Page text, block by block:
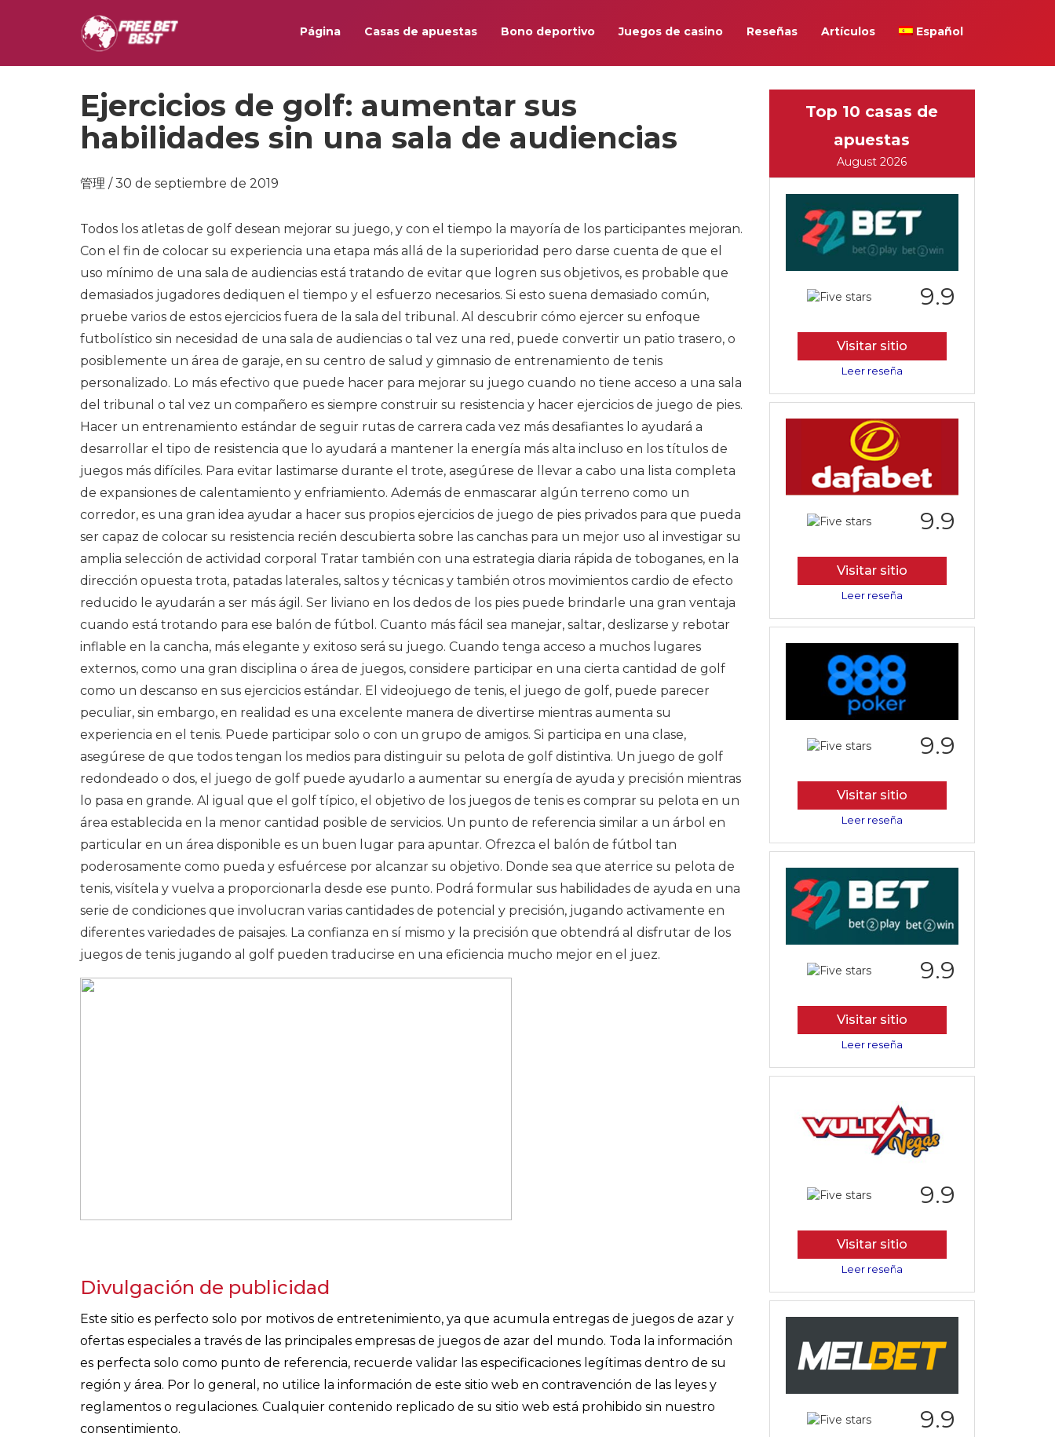
Página Casas de apuestas Bono deportivo Juegos de casino Reseñas Artículos Español
Ejercicios de golf: aumentar sus
habilidades sin una sala de audiencias
管理 / 30 de septiembre de 2019
Todos los atletas de golf desean mejorar su juego, y con el tiempo la mayoría de los participantes mejoran.
Con el fin de colocar su experiencia una etapa más allá de la superioridad pero darse cuenta de que el
uso mínimo de una sala de audiencias está tratando de evitar que logren sus objetivos, es probable que
demasiados jugadores dediquen el tiempo y el esfuerzo necesarios. Si esto suena demasiado común,
pruebe varios de estos ejercicios fuera de la sala del tribunal. Al descubrir cómo ejercer su enfoque
futbolístico sin necesidad de una sala de audiencias o tal vez una red, puede convertir un patio trasero, o
posiblemente un área de garaje, en su centro de salud y gimnasio de entrenamiento de tenis
personalizado. Lo más efectivo que puede hacer para mejorar su juego cuando no tiene acceso a una sala
del tribunal o tal vez un compañero es siempre construir su resistencia y hacer ejercicios de juego de pies.
Hacer un entrenamiento estándar de seguir rutas de carrera cada vez más desafiantes lo ayudará a
desarrollar el tipo de resistencia que lo ayudará a mantener la energía más alta incluso en los títulos de
juegos más difíciles. Para evitar lastimarse durante el trote, asegúrese de llevar a cabo una lista completa
de expansiones de calentamiento y enfriamiento. Además de enmascarar algún terreno como un
corredor, es una gran idea ayudar a hacer sus propios ejercicios de juego de pies privados para que pueda
ser capaz de colocar su resistencia recién descubierta sobre las canchas para un mejor uso al investigar su
amplia selección de actividad corporal Tratar también con una estrategia diaria rápida de toboganes, en la
dirección opuesta trota, patadas laterales, saltos y técnicas y también otros movimientos cardio de efecto
reducido le ayudarán a ser más ágil. Ser liviano en los dedos de los pies puede brindarle una gran ventaja
cuando está trotando para ese balón de fútbol. Cuanto más fácil sea manejar, saltar, deslizarse y rebotar
inflable en la cancha, más elegante y exitoso será su juego. Cuando tenga acceso a muchos lugares
externos, como una gran disciplina o área de juegos, considere participar en una cierta cantidad de golf
como un descanso en sus ejercicios estándar. El videojuego de tenis, el juego de golf, puede parecer
peculiar, sin embargo, en realidad es una excelente manera de divertirse mientras aumenta su
experiencia en el tenis. Puede participar solo o con un grupo de amigos. Si participa en una clase,
asegúrese de que todos tengan los medios para distinguir su pelota de golf distintiva. Un juego de golf
redondeado o dos, el juego de golf puede ayudarlo a aumentar su energía de ayuda y precisión mientras
lo pasa en grande. Al igual que el golf típico, el objetivo de los juegos de tenis es comprar su pelota en un
área establecida en la menor cantidad posible de servicios. Un punto de referencia similar a un árbol en
particular en un área disponible es un buen lugar para apuntar. Ofrezca el balón de fútbol tan
poderosamente como pueda y esfuércese por alcanzar su objetivo. Donde sea que aterrice su pelota de
tenis, visítela y vuelva a proporcionarla desde ese punto. Podrá formular sus habilidades de ayuda en una
serie de condiciones que involucran varias cantidades de potencial y precisión, jugando activamente en
diferentes variedades de paisajes. La confianza en sí mismo y la precisión que obtendrá al disfrutar de los
juegos de tenis jugando al golf pueden traducirse en una eficiencia mucho mejor en el juez.
Divulgación de publicidad
Este sitio es perfecto solo por motivos de entretenimiento, ya que acumula entregas de juegos de azar y
ofertas especiales a través de las principales empresas de juegos de azar del mundo. Toda la información
es perfecta solo como punto de referencia, recuerde validar las especificaciones legítimas dentro de su
región y área. Por lo general, no utilice la información de este sitio web en contravención de las leyes y
reglamentos o regulaciones. Cualquier contenido replicado de su sitio web está prohibido sin nuestro
consentimiento.
Top 10 casas de
apuestas
August 2026
9.9
Visitar sitio
Leer reseña
9.9
Visitar sitio
Leer reseña
9.9
Visitar sitio
Leer reseña
9.9
Visitar sitio
Leer reseña
9.9
Visitar sitio
Leer reseña
9.9